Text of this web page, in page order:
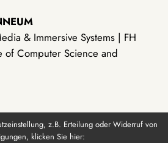
& Immersive Systems | FH
of Computer Science and
z.B. Erteilung oder Widerruf von
klicken Sie hier: